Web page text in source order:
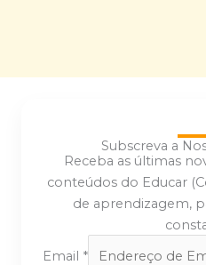
Subscreva a
Receba as últimas
conteúdos do Educar
de aprendizagem,
Email *